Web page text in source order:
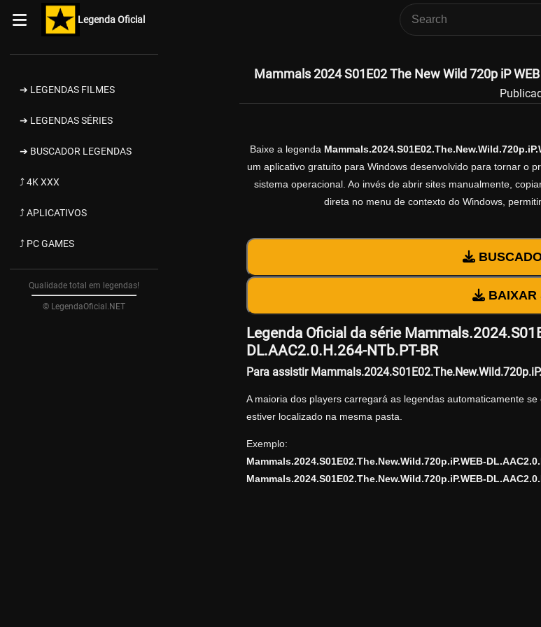
Legenda Oficial
➔ LEGENDAS FILMES
➔ LEGENDAS SÉRIES
➔ BUSCADOR LEGENDAS
⤴ 4K XXX
⤴ APLICATIVOS
⤴ PC GAMES
Qualidade total em legendas!
© LegendaOficial.NET
Mammals 2024 S01E02 The New Wild 720p iP
Baixe a legenda
um aplicativo gratuito para Windows desenvolvido para tornar o
sistema operacional. Ao invés de abrir sites manualmente,
direta no menu de contexto do Windows,
BAIXAR
Legenda Oficial da série
DL.AAC2.0.H.264-NTb.PT-BR
Para assistir
A maioria dos players carregará as legendas automaticamente se
estiver localizado na mesma pasta.
Exemplo:
Mammals.2024.S01E02.The.New.Wild.720p.iP.WEB-
Mammals.2024.S01E02.The.New.Wild.720p.iP.WEB-